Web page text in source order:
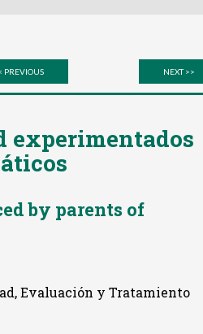
PREVIOUS NEXT >>
experimentados
by parents of
Evaluación y Tratamiento